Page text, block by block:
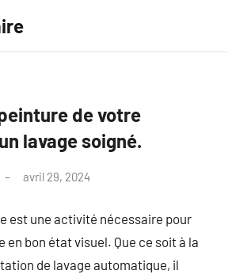
de votre
lavage soigné.
avril 29, 2024
est une activité nécessaire pour
en bon état visuel. Que ce soit à la
de lavage automatique, il